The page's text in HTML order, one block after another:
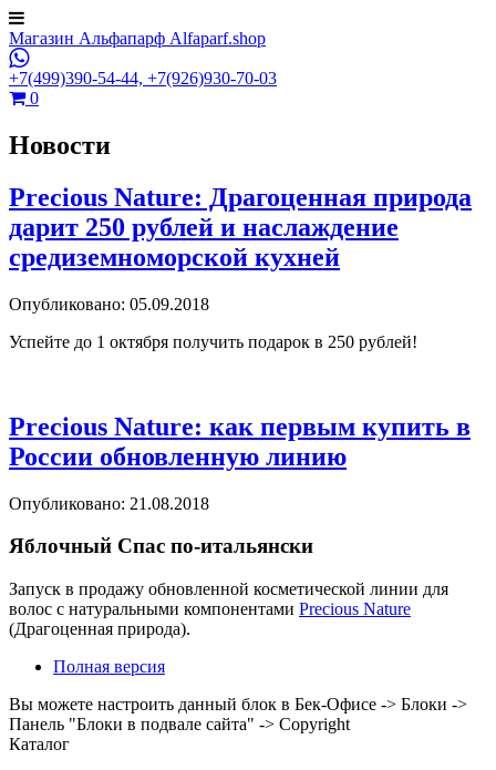
Магазин Альфапарф Alfaparf.shop
+7(499)390-54-44, +7(926)930-70-03
0
Новости
Precious Nature: Драгоценная природа
дарит 250 рублей и наслаждение
средиземноморской кухней
Опубликовано: 05.09.2018
Успейте до 1 октября получить подарок в 250 рублей!
Precious Nature: как первым купить в
России обновленную линию
Опубликовано: 21.08.2018
Яблочный Спас по-итальянски
Запуск в продажу обновленной косметической линии для
волос с натуральными компонентами Precious Nature
(Драгоценная природа).
Полная версия
Вы можете настроить данный блок в Бек-Офисе -> Блоки ->
Панель "Блоки в подвале сайта" -> Copyright
Каталог